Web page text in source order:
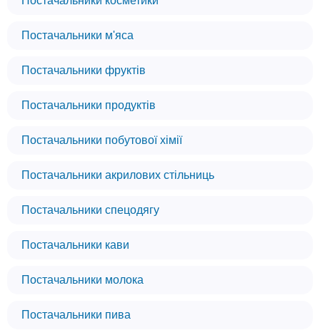
Постачальники м'яса
Постачальники фруктів
Постачальники продуктів
Постачальники побутової хімії
Постачальники акрилових стільниць
Постачальники спецодягу
Постачальники кави
Постачальники молока
Постачальники пива